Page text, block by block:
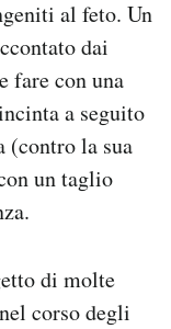
al feto. Un
dai
fare con una
a seguito
(contro la sua
un taglio
di molte
corso degli